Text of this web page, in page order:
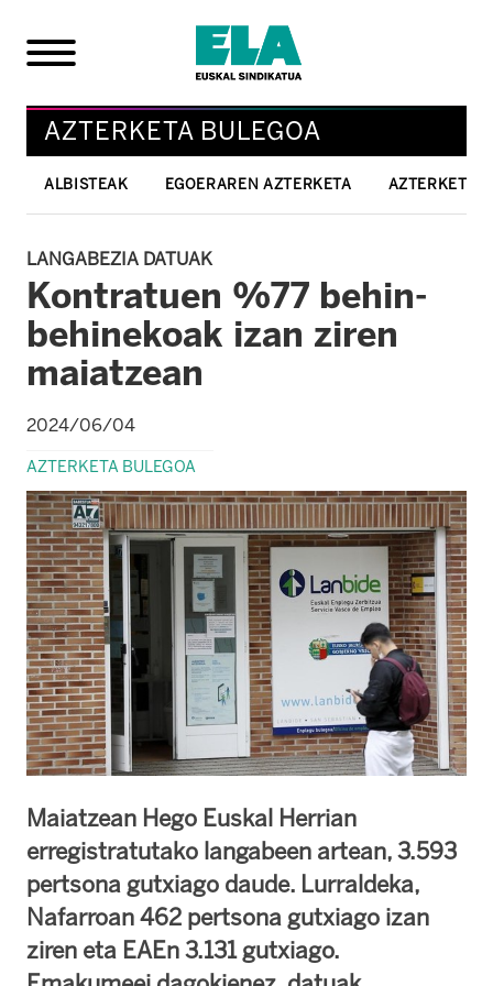
AZTERKETA BULEGOA
ALBISTEAK EGOERAREN AZTERKETA AZTERKETAK
LANGABEZIA DATUAK
Kontratuen %77 behin-
behinekoak izan ziren
maiatzean
2024/06/04
AZTERKETA BULEGOA
Maiatzean Hego Euskal Herrian
erregistratutako langabeen artean, 3.593
pertsona gutxiago daude. Lurraldeka,
Nafarroan 462 pertsona gutxiago izan
ziren eta EAEn 3.131 gutxiago.